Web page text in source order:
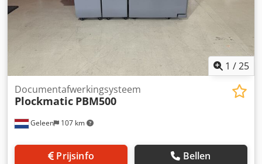
1 /25
Geleen 107 km
Documentafwerkingsysteem
Plockmatic PBM500
Prijsinfo Bellen